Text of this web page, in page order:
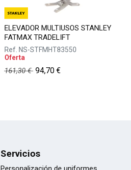
ELEVADOR MULTIUSOS STANLEY
FATMAX TRADELIFT
Ref. NS-STFMHT83550
Oferta
161,30€ 94,70€
Servicios